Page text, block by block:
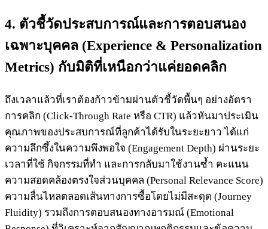
4. ตัวชี้วัดประสบการณ์และการตอบสนอง
เฉพาะบุคคล (Experience & Personalization
Metrics) กับมิติที่เหนือกว่าแค่ยอดคลิก
ถึงเวลาแล้วที่เราต้องก้าวข้ามผ่านตัวชี้วัดพื้นๆ อย่างอัตรา
การคลิก (Click-Through Rate หรือ CTR) แล้วหันมาประเมิน
คุณภาพของประสบการณ์ที่ลูกค้าได้รับในระยะยาว ได้แก่
ความลึกซึ้งในความพึงพอใจ (Engagement Depth) ผ่านระยะ
เวลาที่ใช้ กิจกรรมที่ทำ และการกลับมาใช้งานซ้ำ คะแนน
ความสอดคล้องตรงใจส่วนบุคคล (Personal Relevance Score)
ความลื่นไหลตลอดเส้นทางการซื้อโดยไม่มีสะดุด (Journey
Fluidity) รวมถึงการตอบสนองทางอารมณ์ (Emotional